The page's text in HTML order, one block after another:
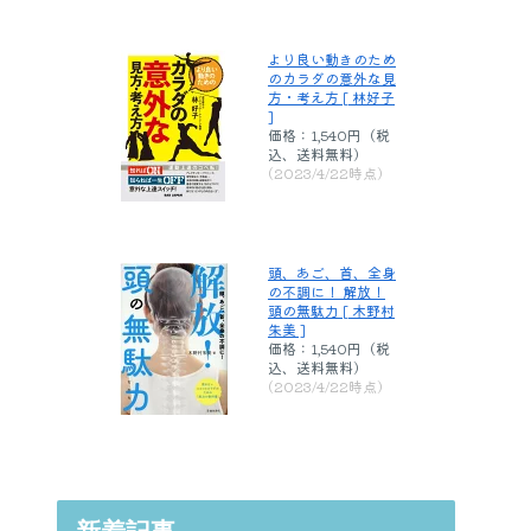
より良い動きのため
のカラダの意外な見
方・考え方 [ 林好子
]
価格：1,540円（税
込、送料無料)
(2023/4/22時点)
頭、あご、首、全身
の不調に！ 解放！
頭の無駄力 [ 木野村
朱美 ]
価格：1,540円（税
込、送料無料)
(2023/4/22時点)